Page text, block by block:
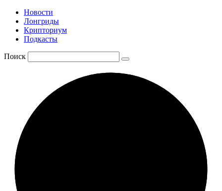
Новости
Лонгриды
Крипториум
Подкасты
Поиск